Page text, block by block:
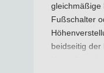
gleichmäßige
Fußschalter
beidseitig der